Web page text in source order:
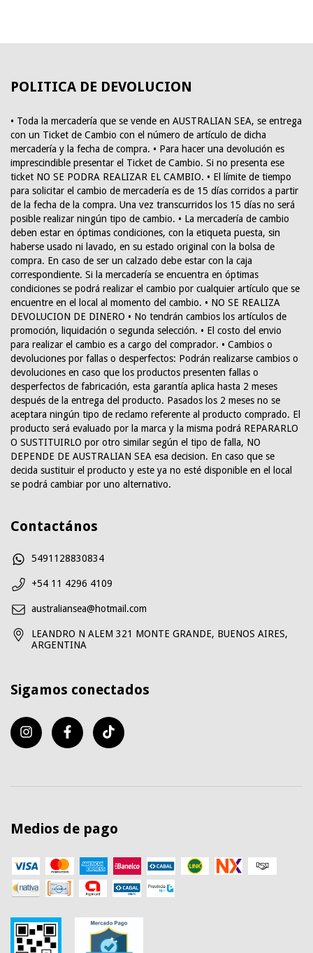
POLITICA DE DEVOLUCION
• Toda la mercadería que se vende en AUSTRALIAN SEA, se entrega
con un Ticket de Cambio con el número de artículo de dicha
mercadería y la fecha de compra. • Para hacer una devolución es
imprescindible presentar el Ticket de Cambio. Si no presenta ese
ticket NO SE PODRA REALIZAR EL CAMBIO. • El límite de tiempo
para solicitar el cambio de mercadería es de 15 días corridos a partir
de la fecha de la compra. Una vez transcurridos los 15 días no será
posible realizar ningún tipo de cambio. • La mercadería de cambio
deben estar en óptimas condiciones, con la etiqueta puesta, sin
haberse usado ni lavado, en su estado original con la bolsa de
compra. En caso de ser un calzado debe estar con la caja
correspondiente. Si la mercadería se encuentra en óptimas
condiciones se podrá realizar el cambio por cualquier artículo que se
encuentre en el local al momento del cambio. • NO SE REALIZA
DEVOLUCION DE DINERO • No tendrán cambios los artículos de
promoción, liquidación o segunda selección. • El costo del envio
para realizar el cambio es a cargo del comprador. • Cambios o
devoluciones por fallas o desperfectos: Podrán realizarse cambios o
devoluciones en caso que los productos presenten fallas o
desperfectos de fabricación, esta garantía aplica hasta 2 meses
después de la entrega del producto. Pasados los 2 meses no se
aceptara ningún tipo de reclamo referente al producto comprado. El
producto será evaluado por la marca y la misma podrá REPARARLO
O SUSTITUIRLO por otro similar según el tipo de falla, NO
DEPENDE DE AUSTRALIAN SEA esa decision. En caso que se
decida sustituir el producto y este ya no esté disponible en el local
se podrá cambiar por uno alternativo.
Contactános
5491128830834
+54 11 4296 4109
australiansea@hotmail.com
LEANDRO N ALEM 321 MONTE GRANDE, BUENOS AIRES,
ARGENTINA
Sigamos conectados
Medios de pago